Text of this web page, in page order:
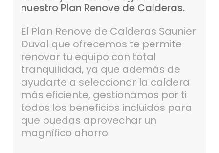
nuestro Plan Renove de Calderas.
El Plan Renove de Calderas Saunier
Duval que ofrecemos te permite
renovar tu equipo con total
tranquilidad, ya que además de
ayudarte a seleccionar la caldera
más eficiente, gestionamos por ti
todos los beneficios incluidos para
que puedas aprovechar un
magnífico ahorro.